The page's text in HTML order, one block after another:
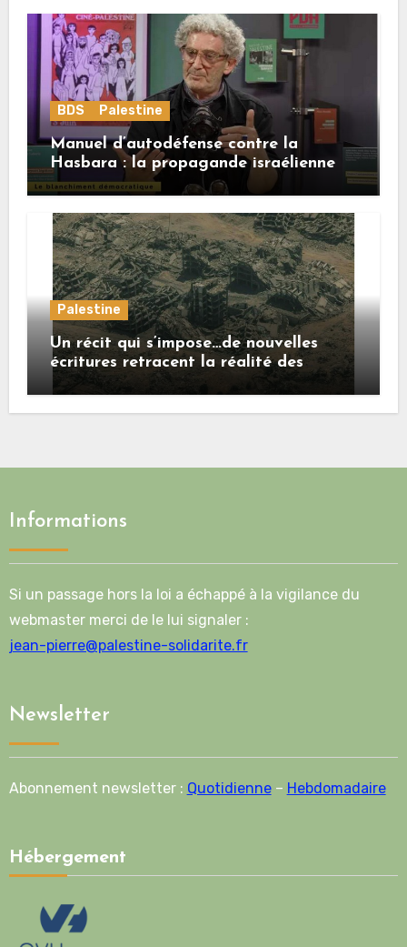
BDS Palestine
Manuel d’autodéfense contre la
Hasbara : la propagande israélienne
Palestine
Un récit qui s’impose…de nouvelles
écritures retracent la réalité des
crimes sionistes à Gaza
Informations
Si un passage hors la loi a échappé à la vigilance du
webmaster merci de le lui signaler :
jean-pierre@palestine-solidarite.fr
Newsletter
Abonnement newsletter : Quotidienne– Hebdomadaire
Hébergement